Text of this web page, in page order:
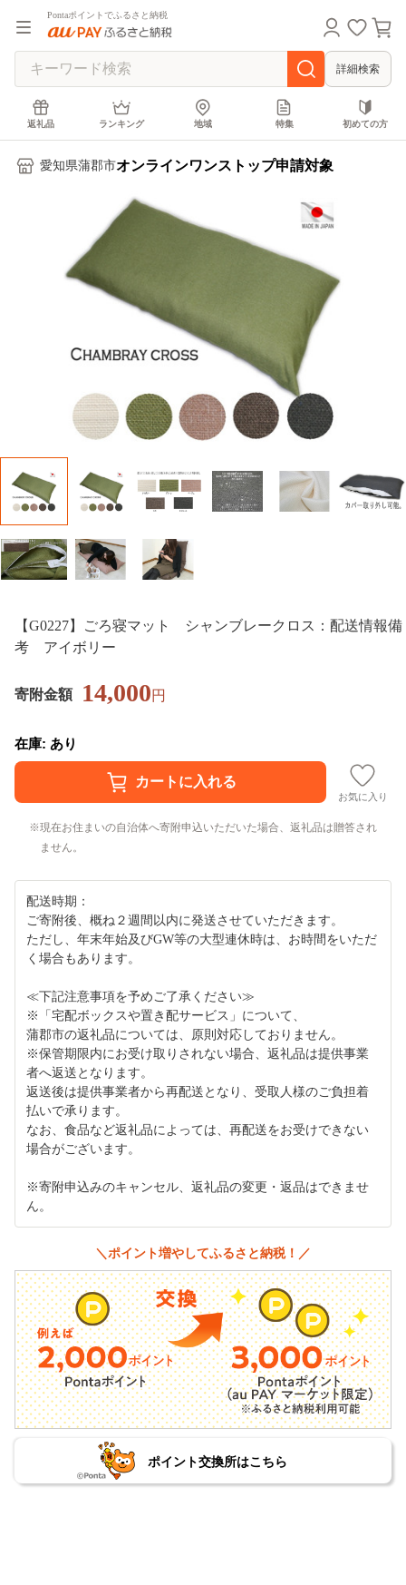
Pontaポイントでふるさと納税
詳細検索
返礼品 ランキング 地域 特集 初めての方
愛知県蒲郡市オンラインワンストップ申請対象
【G0227】ごろ寝マット シャンブレークロス：配送情報備
考 アイボリー
寄附金額 14,000円
在庫: あり
お気に入り
現在お住まいの自治体へ寄附申込いただいた場合、返礼品は贈答され
ません。
配送時期：
ご寄附後、概ね２週間以内に発送させていただきます。
ただし、年末年始及びGW等の大型連休時は、お時間をいただ
く場合もあります。
≪下記注意事項を予めご了承ください≫
※「宅配ボックスや置き配サービス」について、
蒲郡市の返礼品については、原則対応しておりません。
※保管期限内にお受け取りされない場合、返礼品は提供事業
者へ返送となります。
返送後は提供事業者から再配送となり、受取人様のご負担着
払いで承ります。
なお、食品など返礼品によっては、再配送をお受けできない
場合がございます。
※寄附申込みのキャンセル、返礼品の変更・返品はできませ
ん。
＼ポイント増やしてふるさと納税！／
ポイント交換所はこちら